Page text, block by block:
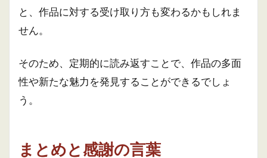
と、作品に対する受け取り方も変わるかもしれま
せん。
そのため、定期的に読み返すことで、作品の多面
性や新たな魅力を発見することができるでしょ
う。
まとめと感謝の言葉